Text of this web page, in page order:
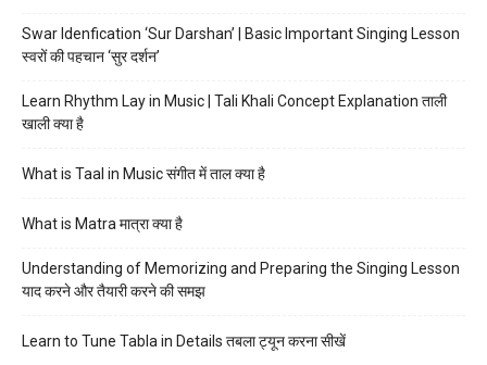
Swar Idenfication ‘Sur Darshan’ | Basic Important Singing Lesson
स्वरों की पहचान ‘सुर दर्शन’
Learn Rhythm Lay in Music | Tali Khali Concept Explanation ताली
खाली क्या है
What is Taal in Music संगीत में ताल क्या है
What is Matra मात्रा क्या है
Understanding of Memorizing and Preparing the Singing Lesson
याद करने और तैयारी करने की समझ
Learn to Tune Tabla in Details तबला ट्यून करना सीखें